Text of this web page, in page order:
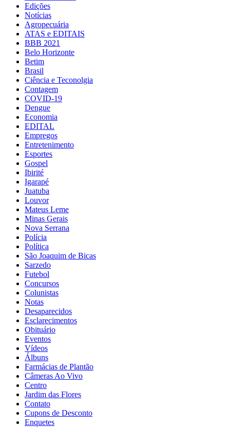
Edições
Notícias
Agropecuária
ATAS e EDITAIS
BBB 2021
Belo Horizonte
Betim
Brasil
Ciência e Teconolgia
Contagem
COVID-19
Dengue
Economia
EDITAL
Empregos
Entretenimento
Esportes
Gospel
Ibirité
Igarapé
Juatuba
Louvor
Mateus Leme
Minas Gerais
Nova Serrana
Polícia
Política
São Joaquim de Bicas
Sarzedo
Futebol
Concursos
Colunistas
Notas
Desaparecidos
Esclarecimentos
Obituário
Eventos
Vídeos
Álbuns
Farmácias de Plantão
Câmeras Ao Vivo
Centro
Jardim das Flores
Contato
Cupons de Desconto
Enquetes